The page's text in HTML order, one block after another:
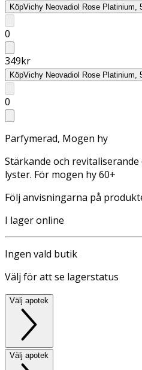
KöpVichy Neovadiol Rose Platinium,
0
349kr
KöpVichy Neovadiol Rose Platinium,
0
Parfymerad, Mogen hy
Stärkande och
lyster. För mogen hy 60+
Följ anvisningarna på
I lager online
Ingen vald butik
Välj för att se lagerstatus
Välj apotek
Välj apotek